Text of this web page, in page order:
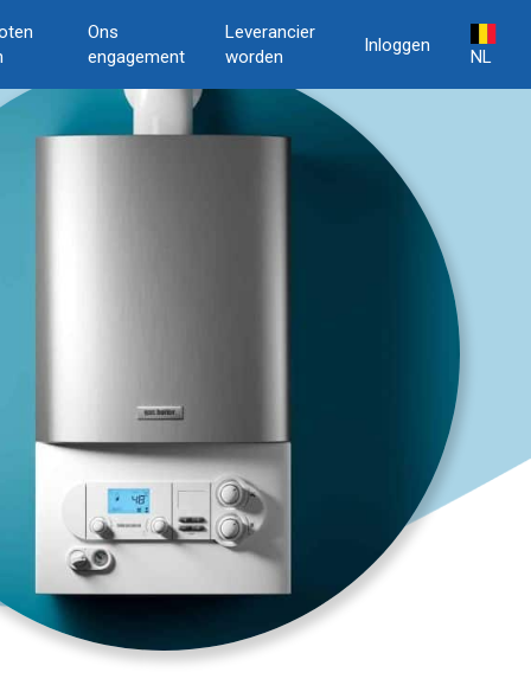
Ons
engagement
Leverancier
worden
Inloggen
NL